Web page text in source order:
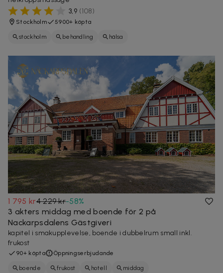
3,9 (108)
Stockholm 5900+ köpta
stockholm behandling hälsa
1 795 kr4 229 kr-58%
3 akters middag med boende för 2 på
Nackarpsdalens Gästgiveri
kapitel i smakupplevelse, boende i dubbelrum small inkl.
frukost
90+ köpta Öppningserbjudande
boende frukost hotell middag